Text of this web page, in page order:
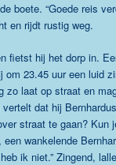
boete. “Goede reis
en rijdt rustig weg.
fietst hij het dorp in.
23.45 uur een luid
zo laat op straat en
dat hij
straat te gaan?
wankelende
ik niet.” Zingend,